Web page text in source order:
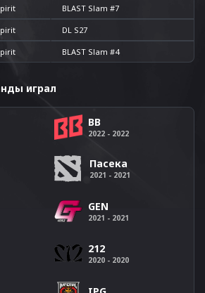
BLAST Slam #7
DL S27
BLAST Slam #4
играл
BB
2022 - 2022
Пасека
2021 - 2021
GEN
2021 - 2021
212
2020 - 2020